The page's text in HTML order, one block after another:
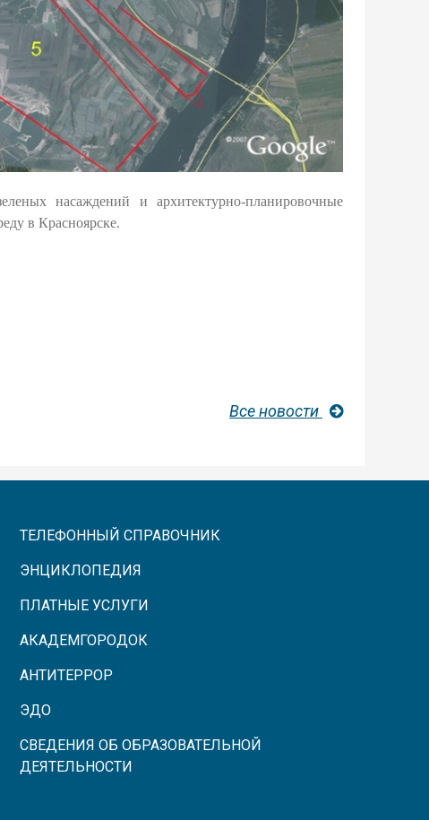
насаждений и архитектурно-планировочные
в Красноярске.
Все новости
ТЕЛЕФОННЫЙ СПРАВОЧНИК
ЭНЦИКЛОПЕДИЯ
ПЛАТНЫЕ УСЛУГИ
АКАДЕМГОРОДОК
АНТИТЕРРОР
ЭДО
СВЕДЕНИЯ ОБ ОБРАЗОВАТЕЛЬНОЙ
ДЕЯТЕЛЬНОСТИ